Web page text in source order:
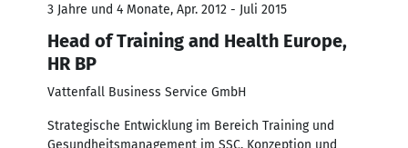
3 Jahre und 4 Monate, Apr. 2012 - Juli 2015
Head of Training and Health Europe,
HR BP
Vattenfall Business Service GmbH
Strategische Entwicklung im Bereich Training und
Gesundheitsmanagement im SSC, Konzeption und